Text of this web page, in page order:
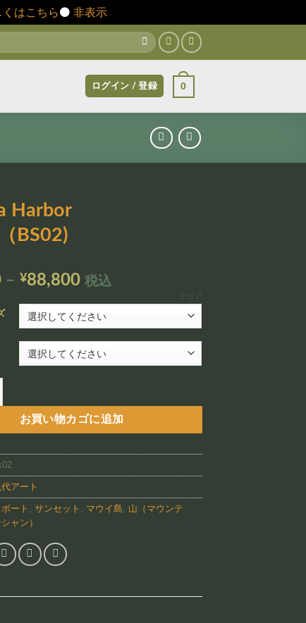
くはこちら⚫️ 非表示
ログイン / 登録 0
Harbor
BS02)
– ¥88,800価
帯:
¥12,800
–
¥88,800
税込
クリア
Sunset（BS02)個
お買い物カゴに追加
アート
ート ,サンセット マウイ島
山（マウンテ
ャン）